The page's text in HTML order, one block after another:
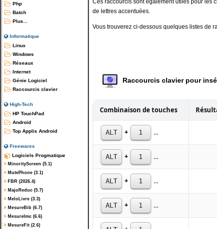
Php
Batch
Plus...
Informatique
Linux
Windows
Réseaux
Internet
Génie Logiciel
Raccourcis clavier
High-Tech
HP TouchPad
Android
Top Applis Android
Freewares
Logiciels Progmatique
MinorityScreen (5.1)
MutePhone (3.1)
FBR (2026.4)
MajoReduc (5.7)
MeloLivre (3.3)
MesureBib (6.7)
MesureImc (6.6)
MesureFit (2.6)
de lettres accentuées.
Vous trouverez ci-dessous quelques listes de
Raccourcis clavier pour
Combinaison de touches
ALT + 1
ALT + 1
ALT + 1
ALT + 1